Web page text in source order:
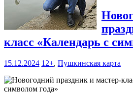
класс «Календарь с
15.12.2024 12+, Пушкинская карта